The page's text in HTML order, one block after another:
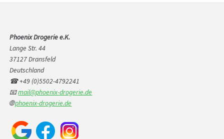
Phoenix Drogerie e.K.
Lange Str. 44
37127 Dransfeld
Deutschland
☎ +49 (0)5502-4792241
📧mail@phoenix-drogerie.de
🌐phoenix-drogerie.de